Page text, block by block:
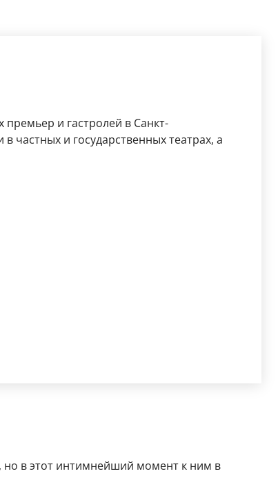
и гастролей в Санкт-
частных и государственных театрах, а
но в этот интимнейший момент к ним в